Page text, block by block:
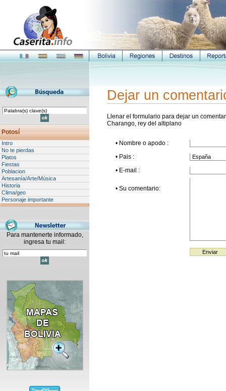
Potosí
Intro
No te pierdas
Platos
Fiestas
Poblacion
Artesanía/Arte/Música
Historia
Clima/geo
Personaje importante
Para mantenerte informado,
ingresa tu mail:
Dejar un
Llenar el formulario para dejar un
Charango, rey del altiplano
• Nombre o apodo :
• Pais :
• E-mail :
• Su comentario: